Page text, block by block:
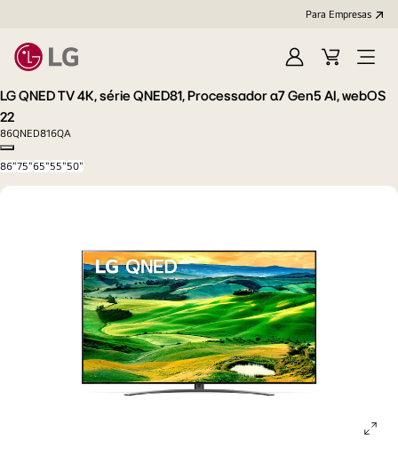
Para Empresas
Iniciar
sessão
Cart
Open
Menu
LG QNED TV 4K, série QNED81, Processador α7 Gen5 AI, webOS
22
86QNED816QA
Copy model name
86"75"65"55"50"